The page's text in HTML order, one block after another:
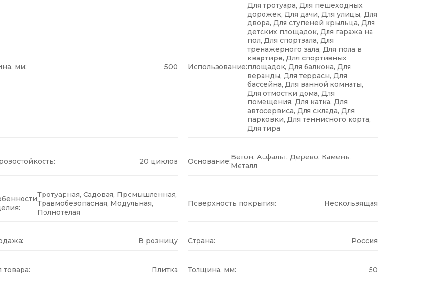
мм: 500 Использование:
Для тротуара, Для пешеходных
дорожек, Для дачи, Для улицы, Для
двора, Для ступеней крыльца, Для
детских площадок, Для гаража на
пол, Для спортзала, Для
тренажерного зала, Для пола в
квартире, Для спортивных
площадок, Для балкона, Для
веранды, Для террасы, Для
бассейна, Для ванной комнаты,
Для отмостки дома, Для
помещения, Для катка, Для
автосервиса, Для склада, Для
парковки, Для теннисного корта,
Для тира
20 циклов Основание:Бетон, Асфальт, Дерево, Камень,
Металл
Тротуарная, Садовая, Промышленная,
Травмобезопасная, Модульная,
Полнотелая
Поверхность покрытия: Нескользящая
В розницу Страна: Россия
товара: Плитка Толщина, мм: 50